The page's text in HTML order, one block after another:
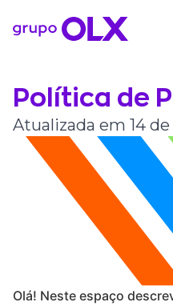
Política de
Atualizada em 14
Olá! Neste espaço